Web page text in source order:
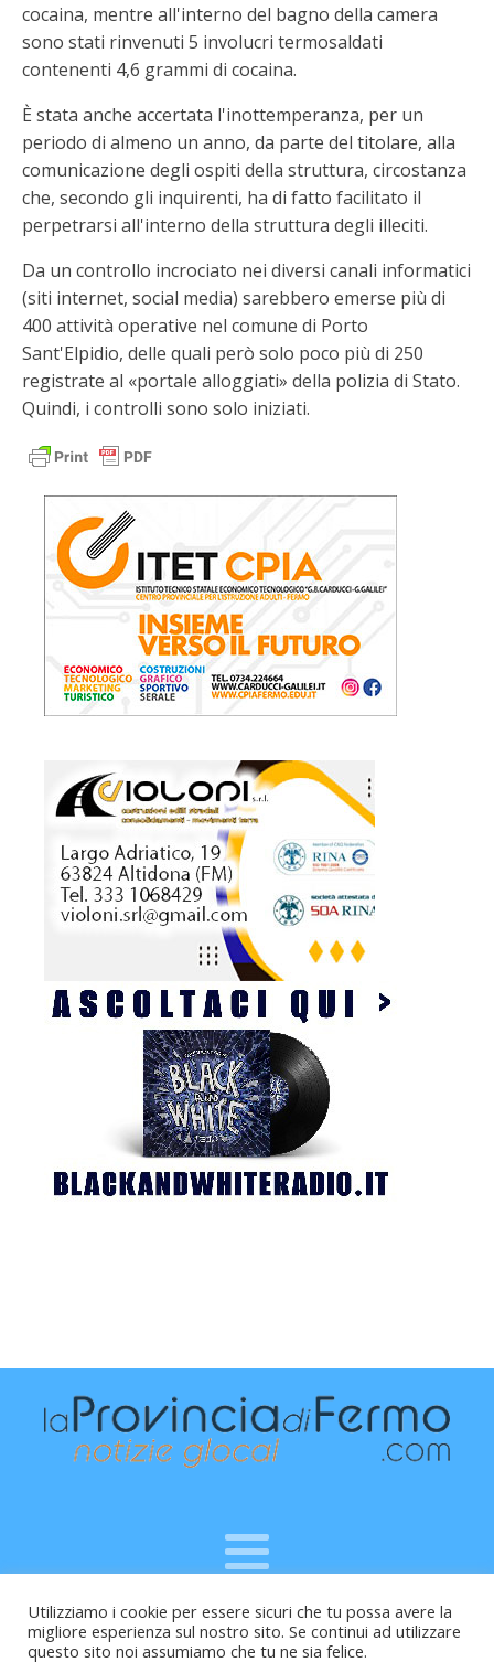
cocaina, mentre all'interno del bagno della camera
sono stati rinvenuti 5 involucri termosaldati
contenenti 4,6 grammi di cocaina.
È stata anche accertata l'inottemperanza, per un
periodo di almeno un anno, da parte del titolare, alla
comunicazione degli ospiti della struttura, circostanza
che, secondo gli inquirenti, ha di fatto facilitato il
perpetrarsi all'interno della struttura degli illeciti.
Da un controllo incrociato nei diversi canali informatici
(siti internet, social media) sarebbero emerse più di
400 attività operative nel comune di Porto
Sant'Elpidio, delle quali però solo poco più di 250
registrate al «portale alloggiati» della polizia di Stato.
Quindi, i controlli sono solo iniziati.
Raffaele Vitali - via Leopardi 10 - 61121 Pesaro (PU) -
Cod.Fisc VTLRFL77B02L500Y - Testata giornalistica, aut.
Utilizziamo i cookie per essere sicuri che tu possa avere la
migliore esperienza sul nostro sito. Se continui ad utilizzare
questo sito noi assumiamo che tu ne sia felice.